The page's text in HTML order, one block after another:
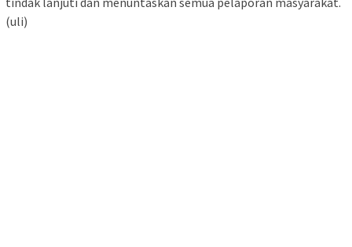
(uli)